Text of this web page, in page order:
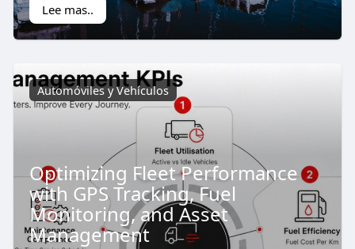
Lee mas..
Automóviles y Vehículos
Optimizing Fleet Performance
with GPS Tracking, Fuel
Monitoring, and Asset
Management